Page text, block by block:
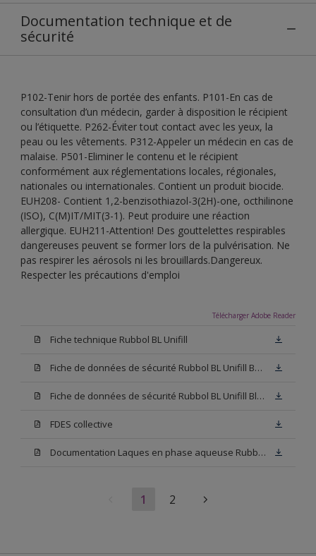
Documentation technique et de
sécurité
P102-Tenir hors de portée des enfants. P101-En cas de
consultation d’un médecin, garder à disposition le récipient
ou l’étiquette. P262-Éviter tout contact avec les yeux, la
peau ou les vêtements. P312-Appeler un médecin en cas de
malaise. P501-Eliminer le contenu et le récipient
conformément aux réglementations locales, régionales,
nationales ou internationales. Contient un produit biocide.
EUH208- Contient 1,2-benzisothiazol-3(2H)-one, octhilinone
(ISO), C(M)IT/MIT(3-1). Peut produire une réaction
allergique. EUH211-Attention! Des gouttelettes respirables
dangereuses peuvent se former lors de la pulvérisation. Ne
pas respirer les aérosols ni les brouillards.Dangereux.
Respecter les précautions d'emploi
Télécharger Adobe Reader
Fiche technique Rubbol BL Unifill
Fiche de données de sécurité Rubbol BL Unifill Base M15
Fiche de données de sécurité Rubbol BL Unifill Blanc
FDES collective
Documentation Laques en phase aqueuse Rubbol BL Velours
1 2